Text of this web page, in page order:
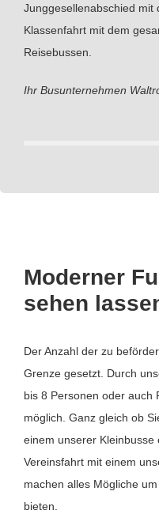
Junggesellenabschied mit
Klassenfahrt mit dem
Reisebussen.
Ihr Busunternehmen
Moderner
sehen
Der Anzahl der zu
Grenze gesetzt. Durch
bis 8 Personen oder auch
möglich. Ganz gleich ob
einem unserer
Vereinsfahrt mit einem
machen alles Mögliche
bieten.